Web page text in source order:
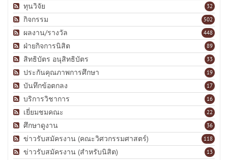
32
ทุนวิจัย
502
กิจกรรม
448
ผลงาน/รางวัล
89
ฝ่ายกิจการนิสิต
33
สิทธิบัตร อนุสิทธิบัตร
19
ประกันคุณภาพการศึกษา
17
บันทึกข้อตกลง
16
บริการวิชาการ
22
เยี่ยมชมคณะ
36
ศึกษาดูงาน
118
ข่าวรับสมัครงาน (คณะวิศวกรรมศาสตร์)
13
ข่าวรับสมัครงาน (สำหรับนิสิต)